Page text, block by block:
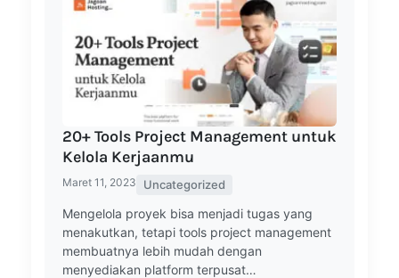
20+ Tools Project Management untuk
Kelola Kerjaanmu
Maret 11, 2023 Uncategorized
Mengelola proyek bisa menjadi tugas yang
menakutkan, tetapi tools project management
membuatnya lebih mudah dengan
menyediakan platform terpusat…